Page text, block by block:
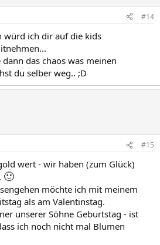
#14
ich dir auf die kids
das chaos was meinen
du selber weg.. ;D
#15
wert - wir haben (zum Glück)
🙂
möchte ich mit meinem
als am Valentinstag.
unserer Söhne Geburtstag - ist
ich noch nicht mal Blumen